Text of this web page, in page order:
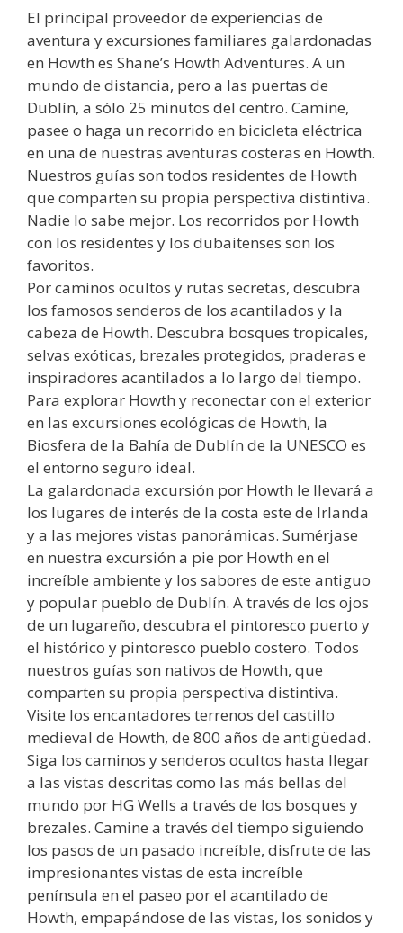
El principal proveedor de experiencias de
aventura y excursiones familiares galardonadas
en Howth es Shane’s Howth Adventures. A un
mundo de distancia, pero a las puertas de
Dublín, a sólo 25 minutos del centro. Camine,
pasee o haga un recorrido en bicicleta eléctrica
en una de nuestras aventuras costeras en Howth.
Nuestros guías son todos residentes de Howth
que comparten su propia perspectiva distintiva.
Nadie lo sabe mejor. Los recorridos por Howth
con los residentes y los dubaitenses son los
favoritos.
Por caminos ocultos y rutas secretas, descubra
los famosos senderos de los acantilados y la
cabeza de Howth. Descubra bosques tropicales,
selvas exóticas, brezales protegidos, praderas e
inspiradores acantilados a lo largo del tiempo.
Para explorar Howth y reconectar con el exterior
en las excursiones ecológicas de Howth, la
Biosfera de la Bahía de Dublín de la UNESCO es
el entorno seguro ideal.
La galardonada excursión por Howth le llevará a
los lugares de interés de la costa este de Irlanda
y a las mejores vistas panorámicas. Sumérjase
en nuestra excursión a pie por Howth en el
increíble ambiente y los sabores de este antiguo
y popular pueblo de Dublín. A través de los ojos
de un lugareño, descubra el pintoresco puerto y
el histórico y pintoresco pueblo costero. Todos
nuestros guías son nativos de Howth, que
comparten su propia perspectiva distintiva.
Visite los encantadores terrenos del castillo
medieval de Howth, de 800 años de antigüedad.
Siga los caminos y senderos ocultos hasta llegar
a las vistas descritas como las más bellas del
mundo por HG Wells a través de los bosques y
brezales. Camine a través del tiempo siguiendo
los pasos de un pasado increíble, disfrute de las
impresionantes vistas de esta increíble
península en el paseo por el acantilado de
Howth, empapándose de las vistas, los sonidos y